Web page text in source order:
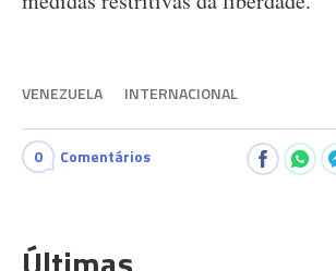
VENEZUELA INTERNACIONAL
0 Comentários